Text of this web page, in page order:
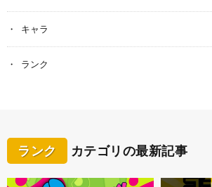
キャラ
ランク
ランク カテゴリの最新記事